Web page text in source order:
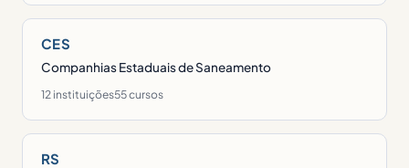
CES
Companhias Estaduais de Saneamento
12 instituições55 cursos
RS